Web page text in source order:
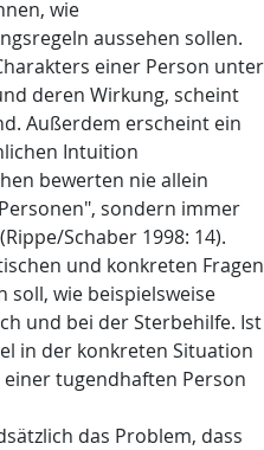
wie
aussehen sollen.
einer Person unter
deren Wirkung, scheint
Außerdem erscheint ein
Intuition
bewerten nie allein
sondern immer
Schaber 1998: 14).
und konkreten Fragen
soll, wie beispielsweise
und bei der Sterbehilfe. Ist
in der konkreten Situation
tugendhaften Person
das Problem, dass